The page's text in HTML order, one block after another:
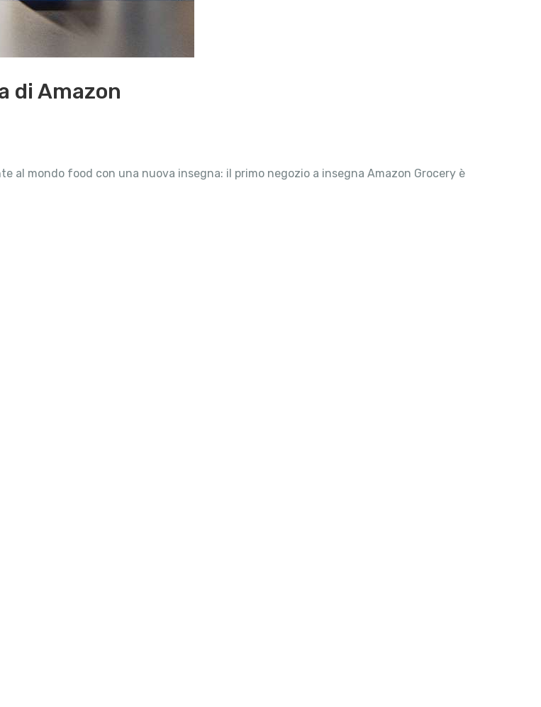
di Amazon
mondo food con una nuova insegna: il primo negozio a insegna Amazon Grocery è